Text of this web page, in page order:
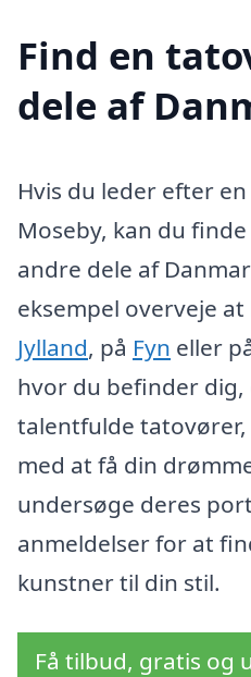
Find en
dele af
Hvis du leder efter
Moseby, kan du
andre dele af
eksempel overveje
Jylland, på Fyn eller
hvor du befinder dig,
talentfulde
med at få din
undersøge deres
anmeldelser for at
kunstner til din stil.
Få tilbud, gratis og